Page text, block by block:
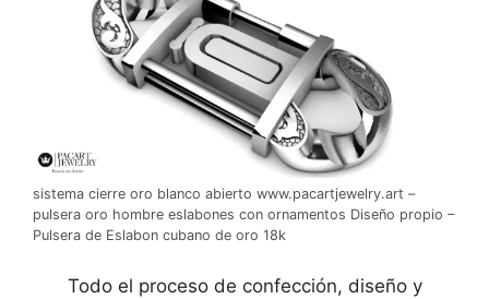
sistema cierre oro blanco abierto www.pacartjewelry.art –
pulsera oro hombre eslabones con ornamentos Diseño propio –
Pulsera de Eslabon cubano de oro 18k
Todo el proceso de confección, diseño y